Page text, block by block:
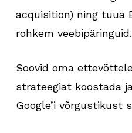
acquisition) ning tuua
rohkem veebipäringuid.
Soovid oma
strateegiat koostada
Google’i võrgustikust